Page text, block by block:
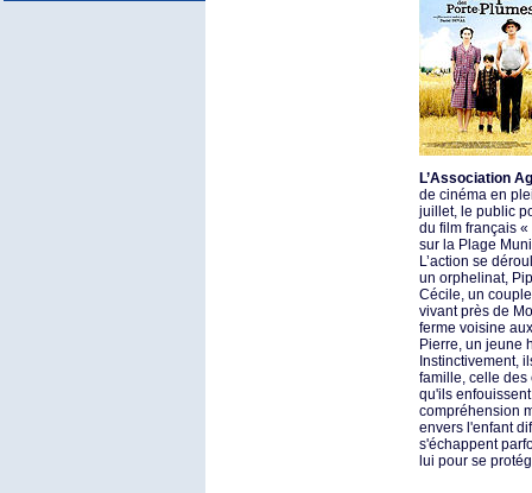
L’Association
de cinéma en
juillet, le public
du film français
sur la Plage
L’action se
un orphelinat,
Cécile, un
vivant près de
ferme voisine
Pierre, un jeune
Instinctivement,
famille, celle des
qu'ils
compréhension
envers l'enfant
s'échappent
lui pour se